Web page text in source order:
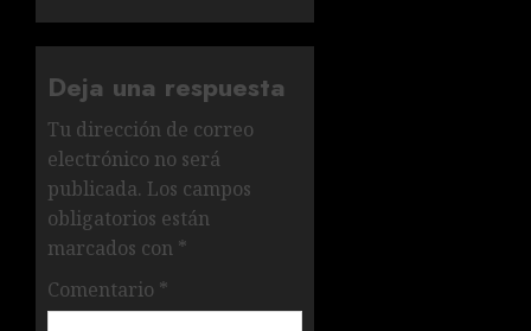
Deja una respuesta
Tu dirección de correo
electrónico no será
publicada. Los campos
obligatorios están
marcados con *
Comentario *